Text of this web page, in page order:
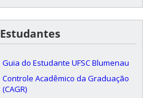
Estudantes
Guia do Estudante UFSC Blumenau
Controle Acadêmico da Graduação
(CAGR)